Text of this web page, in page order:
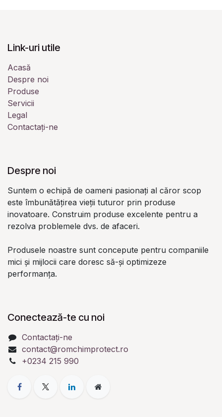
Link-uri utile
Acasă
Despre noi
Produse
Servicii
Legal
Contactați-ne
Despre noi
Suntem o echipă de oameni pasionați al căror scop
este îmbunătățirea vieții tuturor prin produse
inovatoare. Construim produse excelente pentru a
rezolva problemele dvs. de afaceri.
Produsele noastre sunt concepute pentru companiile
mici și mijlocii care doresc să-și optimizeze
performanța.
Conectează-te cu noi
Contactați-ne
contact@romchimprotect.ro
+0234 215 990